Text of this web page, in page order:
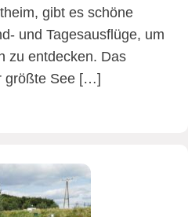
gibt es schöne
und Tagesausflüge, um
zu entdecken. Das
größte See […]